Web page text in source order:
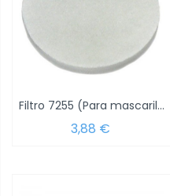
Filtro 7255 (Para mascarilla 15040019)
3,88 €